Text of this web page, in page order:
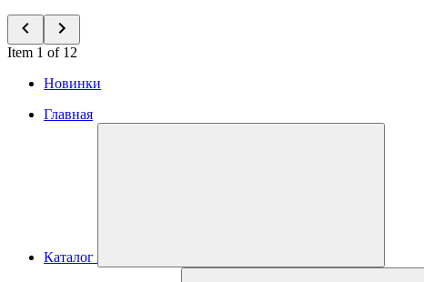
Item 1 of 12
Новинки
Главная
Каталог